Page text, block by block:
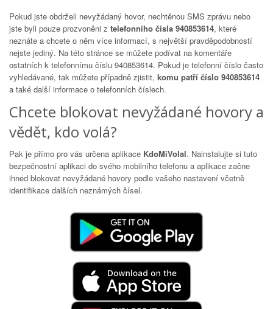
Pokud jste obdrželi nevyžádaný hovor, nechtěnou SMS zprávu nebo
jste byli pouze prozvoněni z telefonního čísla 940853614, které
neznáte a chcete o něm více informací, s největší pravděpodobností
nejste jediný. Na této stránce se můžete podívat na komentáře
ostatních k telefonnímu číslu 940853614. Pokud je telefonní číslo často
vyhledávané, tak můžete případně zjistit, komu patří číslo 940853614
a také další informace o telefonních číslech.
Chcete blokovat nevyžádané hovory a
vědět, kdo volá?
Pak je přímo pro vás určena aplikace KdoMiVolal. Nainstalujte si tuto
bezpečnostní aplikaci do svého mobilního telefonu a aplikace začne
ihned blokovat nevyžádané hovory podle vašeho nastavení včetně
identifikace dalších neznámých čísel.